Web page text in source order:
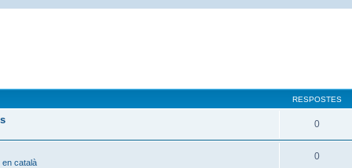
RESPOSTES
0
català
0